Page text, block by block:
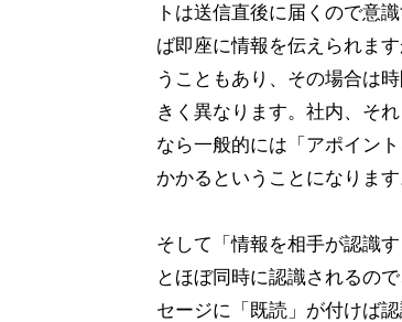
トは送信直後に届くので意
ば即座に情報を伝えられま
うこともあり、その場合は
きく異なります。社内、そ
なら一般的には「アポイン
かかるということになります
そして「情報を相手が認識
とほぼ同時に認識されるの
セージに「既読」が付けば